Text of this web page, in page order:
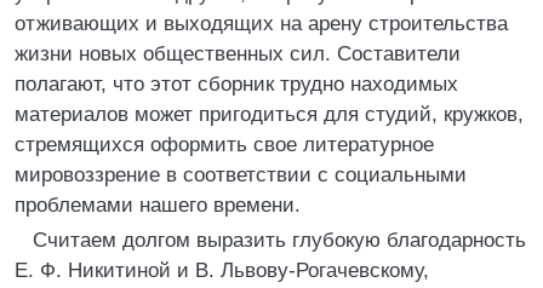
отживающих и выходящих на арену строительства
жизни новых общественных сил. Составители
полагают, что этот сборник трудно находимых
материалов может пригодиться для студий, кружков,
стремящихся оформить свое литературное
мировоззрение в соответствии с социальными
проблемами нашего времени.
Считаем долгом выразить глубокую благодарность
Е. Ф. Никитиной и В. Львову-Рогачевскому,